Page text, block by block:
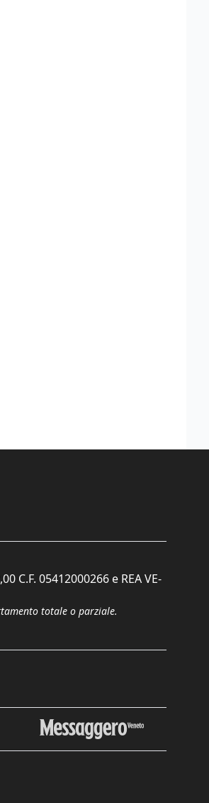
C.F. 05412000266 e REA VE-
totale o parziale.